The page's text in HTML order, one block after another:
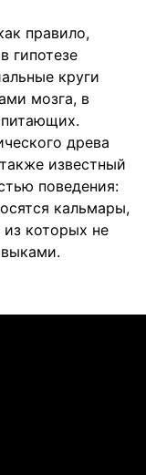
правило,
гипотезе
круги
мозга, в
древа
известный
поведения:
кальмары,
которых не